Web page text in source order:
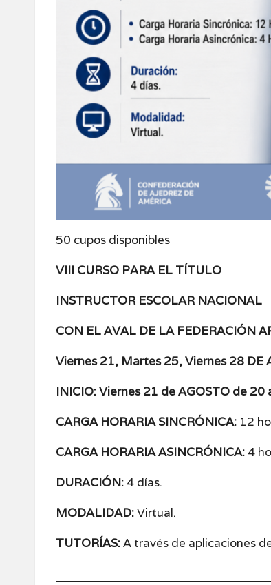
50 cupos disponibles
VIII CURSO PARA EL TÍTULO
INSTRUCTOR ESCOLAR NACIONAL
CON EL AVAL DE LA FEDERACIÓN
Viernes 21, Martes 25, Viernes 28 DE
INICIO: Viernes 21 de AGOSTO de 20
CARGA HORARIA SINCRÓNICA: 12
CARGA HORARIA ASINCRÓNICA: 4
DURACIÓN: 4 días.
MODALIDAD:Virtual.
TUTORÍAS:A través de aplicaciones